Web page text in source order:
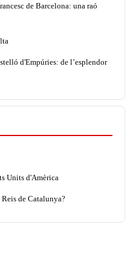
de Barcelona: una raó
d'Empúries: de l’esplendor
Units d'Amèrica
de Catalunya?